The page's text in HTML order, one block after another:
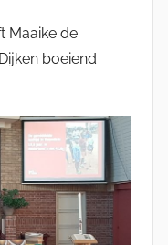
Maaike de
boeiend